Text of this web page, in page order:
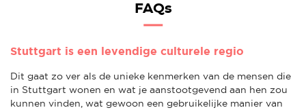
FAQs
Stuttgart is een levendige culturele regio
Dit gaat zo ver als de unieke kenmerken van de mensen die
in Stuttgart wonen en wat je aanstootgevend aan hen zou
kunnen vinden, wat gewoon een gebruikelijke manier van